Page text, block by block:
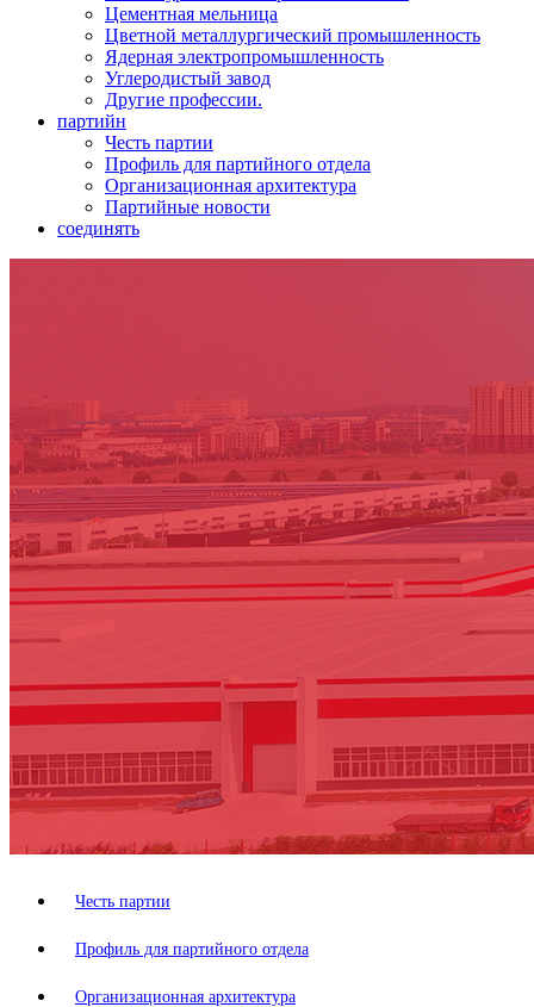
Цементная мельница
Цветной металлургический промышленность
Ядерная электропромышленность
Углеродистый завод
Другие профессии.
партийн
Честь партии
Профиль для партийного отдела
Организационная архитектура
Партийные новости
соединять
Честь партии
Профиль для партийного отдела
Организационная архитектура